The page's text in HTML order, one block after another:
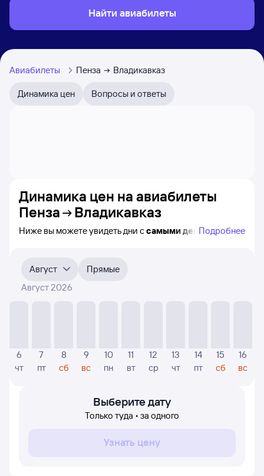
Найти авиабилеты
Авиабилеты Пенза Владикавказ
Динамика цен Вопросы и ответы
Динамика цен на авиабилеты
Пенза
Владикавказ
Ниже вы можете увидеть дни ссамыми дешёвыми
месяцы. Выберите дату, перейдите по клику к поиску
билетов на самолёт и просмотру
Если никто не искал авиабилетов по маршруту
Пенза — Владикавказ, то цены могут отсутствовать
частично или полностью. В этом случае заполните
Подробнее
Август
Прямые
Август 2026
6
чт
7
пт
8
сб
9
вс
10
пн
11
вт
12
ср
13
чт
14
пт
15
сб
16
вс
Выберите дату
Только туда • за одного
Узнать цену